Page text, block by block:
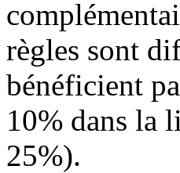
règles sont
bénéficient
10% dans la
25%).